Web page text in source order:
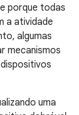
porque todas
a atividade
algumas
mecanismos
uma